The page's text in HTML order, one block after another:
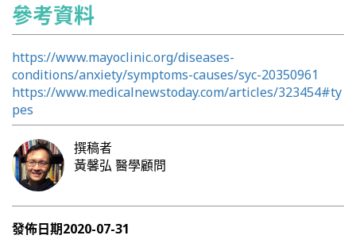
參考資料
https://www.mayoclinic.org/diseases-
conditions/anxiety/symptoms-causes/syc-20350961
https://www.medicalnewstoday.com/articles/323454#ty
pes
撰稿者
黃馨弘 醫學顧問
發佈日期2020-07-31